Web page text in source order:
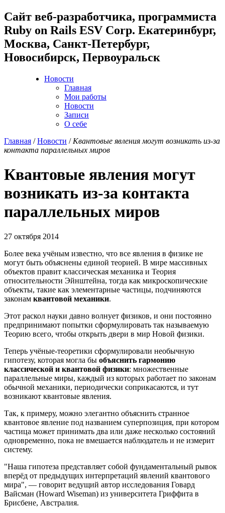
Cайт веб-разработчика, программиста
Ruby on Rails ESV Corp. Екатеринбург,
Москва, Санкт-Петербург,
Новосибирск, Первоуральск
Новости
Главная
Мои работы
Новости
Записи
О себе
Главная /Новости / Квантовые явления могут возникать из-за
контакта параллельных миров
Квантовые явления могут
возникать из-за контакта
параллельных миров
27 октября 2014
Более века учёным известно, что все явления в физике не
могут быть объяснены единой теорией. В мире массивных
объектов правит классическая механика и Теория
относительности Эйнштейна, тогда как микроскопические
объекты, такие как элементарные частицы, подчиняются
законам квантовой механики.
Этот раскол науки давно волнует физиков, и они постоянно
предпринимают попытки сформулировать так называемую
Теорию всего, чтобы открыть двери в мир Новой физики.
Теперь учёные-теоретики сформулировали необычную
гипотезу, которая могла бы объяснить гармонию
классической и квантовой физики: множественные
параллельные миры, каждый из которых работает по законам
обычной механики, периодически соприкасаются, и тут
возникают квантовые явления.
Так, к примеру, можно элегантно объяснить странное
квантовое явление под названием суперпозиция, при котором
частица может принимать два или даже несколько состояний
одновременно, пока не вмешается наблюдатель и не измерит
систему.
"Наша гипотеза представляет собой фундаментальный рывок
вперёд от предыдущих интерпретаций явлений квантового
мира", — говорит ведущий автор исследования Говард
Вайсман (Howard Wiseman) из университета Гриффита в
Брисбене, Австралия.